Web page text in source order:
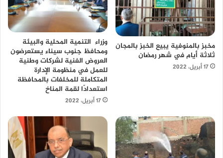
مخبز بالمنوفية يبيع الخبز بالمجان
ثلاثة أيام في شهر رمضان
17 أبريل، 2022
وزراء التنمية المحلية والبيئة
ومحافظ جنوب سيناء يستعرضون
العروض الفنية لشركات وطنية
للعمل في منظومة الإدارة
المتكاملة للمخلفات بالمحافظة
استعدادًا لقمة المناخ
17 أبريل، 2022